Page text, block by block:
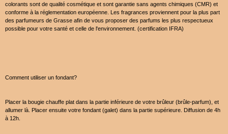
colorants sont de qualité cosmétique et sont garantie sans agents chimiques (CMR) et
conforme à la réglementation européenne. Les fragrances proviennent pour la plus part
des parfumeurs de Grasse afin de vous proposer des parfums les plus respectueux
possible pour votre santé et celle de l'environnement. (certification IFRA)
Comment utiliser un fondant?
Placer la bougie chauffe plat dans la partie inférieure de votre brûleur (brûle-parfum), et
allumer là. Placer ensuite votre fondant (galet) dans la partie supérieure. Diffusion de 4h
à 12h.